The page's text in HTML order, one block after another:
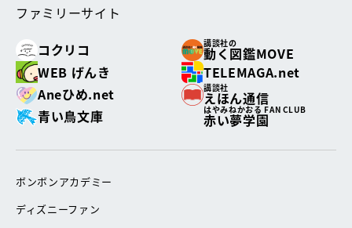
ファミリーサイト
コクリコ
講談社の
動く図鑑MOVE
WEB げんき
TELEMAGA.net
Aneひめ.net
講談社
えほん通信
青い鳥文庫
はやみねかおる FAN CLUB
赤い夢学園
ボンボンアカデミー
ディズニーファン